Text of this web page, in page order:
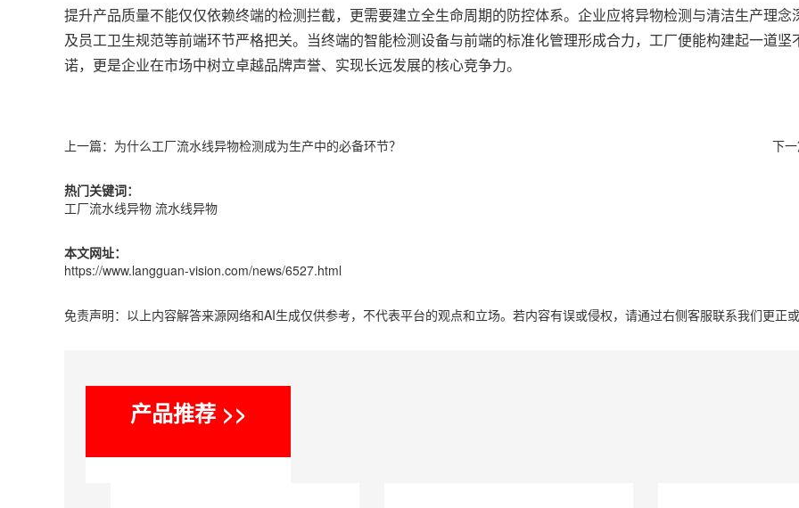
提升产品质量不能仅仅依赖终端的检测拦截，更需要建立全生命周期的防控体系。企业应将异物检测与清洁生产理
及员工卫生规范等前端环节严格把关。当终端的智能检测设备与前端的标准化管理形成合力，工厂便能构建起一道
诺，更是企业在市场中树立卓越品牌声誉、实现长远发展的核心竞争力。
上一篇： 为什么工厂流水线异物检测成为生产中的必备环节？ 下
热门关键词：
工厂流水线异物 流水线异物
本文网址：
https://www.langguan-vision.com/news/6527.html
免责声明：以上内容解答来源网络和AI生成仅供参考，不代表平台的观点和立场。若内容有误或侵权，请通过右侧客服联系我们更正
产品推荐 >>